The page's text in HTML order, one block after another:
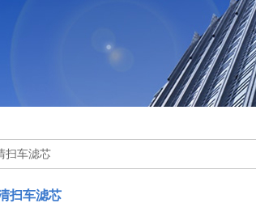
扫车滤芯
扫车滤芯